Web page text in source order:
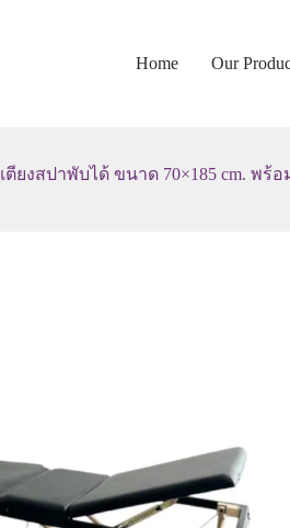
Home Our
เตียงสปาพับได้ ขนาด 70×185 cm. พร้